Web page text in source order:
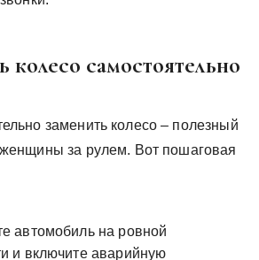
колесо самостоятельно
заменить колесо – полезный
за рулем. Вот пошаговая
автомобиль на ровной
и включите аварийную